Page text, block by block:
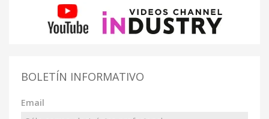
BOLETÍN INFORMATIVO
Email